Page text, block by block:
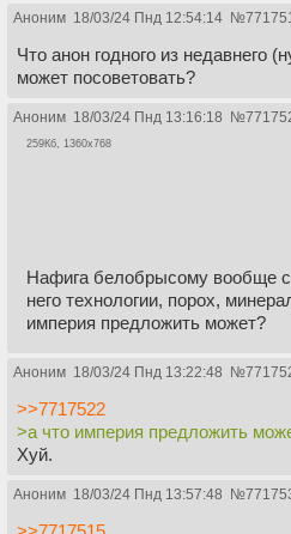
Аноним 18/03/24 Пнд 12:54:14 №
Что анон годного из недавнего
может посоветовать?
Аноним 18/03/24 Пнд 13:16:18 №
259Кб, 1360x768
Нафига белобрысому вообще
него технологии, порох,
империя предложить может?
Аноним 18/03/24 Пнд 13:22:48 №
>>7717522
>а что империя предложить
Хуй.
Аноним 18/03/24 Пнд 13:57:48 №